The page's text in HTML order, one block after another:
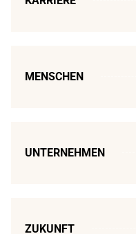
MENSCHEN
UNTERNEHMEN
ZUKUNFT